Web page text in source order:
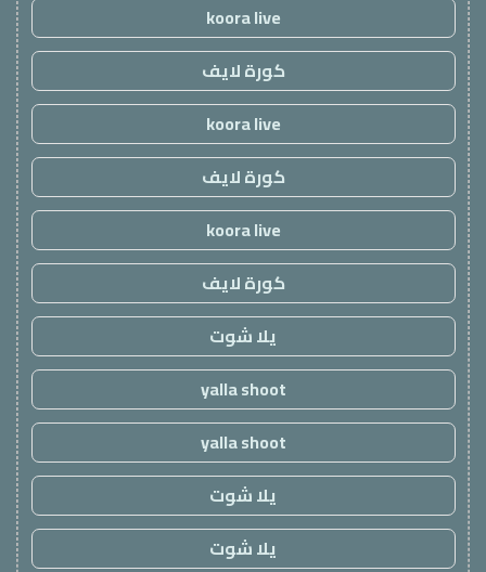
koora live
كورة لايف
koora live
كورة لايف
koora live
كورة لايف
يلا شوت
yalla shoot
yalla shoot
يلا شوت
يلا شوت